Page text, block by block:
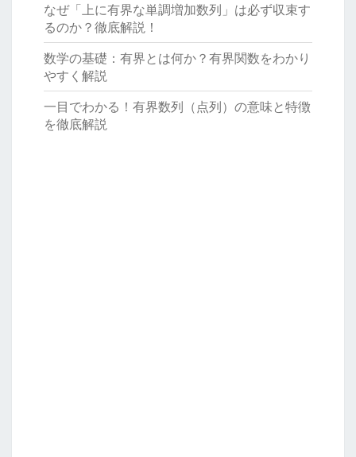
なぜ「上に有界な単調増加数列」は必ず収束す
るのか？徹底解説！
数学の基礎：有界とは何か？有界関数をわかり
やすく解説
一目でわかる！有界数列（点列）の意味と特徴
を徹底解説